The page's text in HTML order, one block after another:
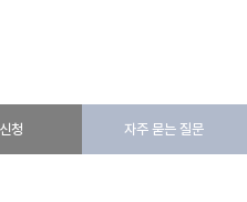
청 자주 묻는 질문